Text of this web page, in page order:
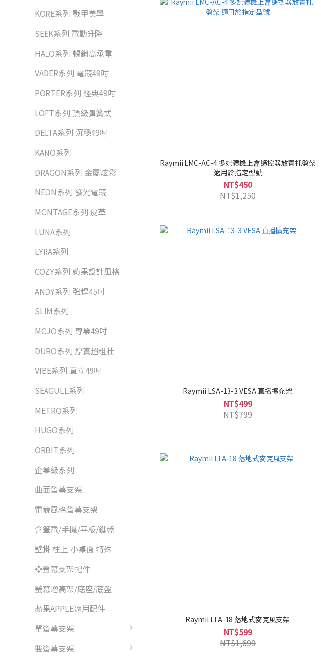
KORE系列 戰甲美學
SEEK系列 電動升降
HALO系列 暢銷高承重
VADER系列 電競49吋
PORTER系列 經典49吋
LOFT系列 頂級彈簧式
DELTA系列 沉穩49吋
KANO系列
DRAGON系列 金屬炫彩
NEON系列 發光電競
MONTAGE系列 皮革
LUNA系列
LYRA系列
COZY系列 蘋果設計風格
ANDY系列 強悍45吋
SLIM系列
MOJO系列 專業49吋
DURO系列 厚實超粗壯
VIBE系列 直立49吋
SEAGULL系列
METRO系列
HUGO系列
ORBIT系列
企業級系列
曲面螢幕支架
電競風格螢幕支架
含筆電/手機/平板/鍵盤
壁掛 柱上 小桌面 特殊
❖螢幕支架配件
螢幕增高架/底座/底盤
蘋果APPLE適用配件
單螢幕支架
雙螢幕支架
Raymii LMC-AC-4 多媒體機上盒遙控器放置托盤架
適用於指定型號
NT$450
NT$1,250
Raymii LSA-13-3 VESA 直播擴充架
NT$499
NT$799
Raymii LTA-18 落地式麥克風支架
NT$599
NT$1,699